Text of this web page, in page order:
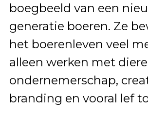
boegbeeld van een
generatie boeren. Ze
het boerenleven veel
alleen werken met
ondernemerschap,
branding en vooral lef